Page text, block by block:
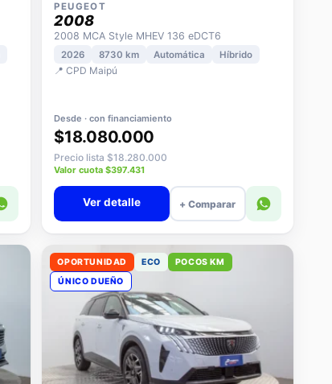
PEUGEOT
2008
2008 MCA Style MHEV 136 eDCT6
2026 8730 km Automática Híbrido
📍 CPD Maipú
Desde · con financiamiento
$18.080.000
Precio lista $18.280.000
Valor cuota $397.431
Ver detalle + Comparar
OPORTUNIDAD ECO
POCOS KM
ÚNICO DUEÑO